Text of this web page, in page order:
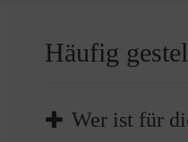
Häufig
Wer ist für